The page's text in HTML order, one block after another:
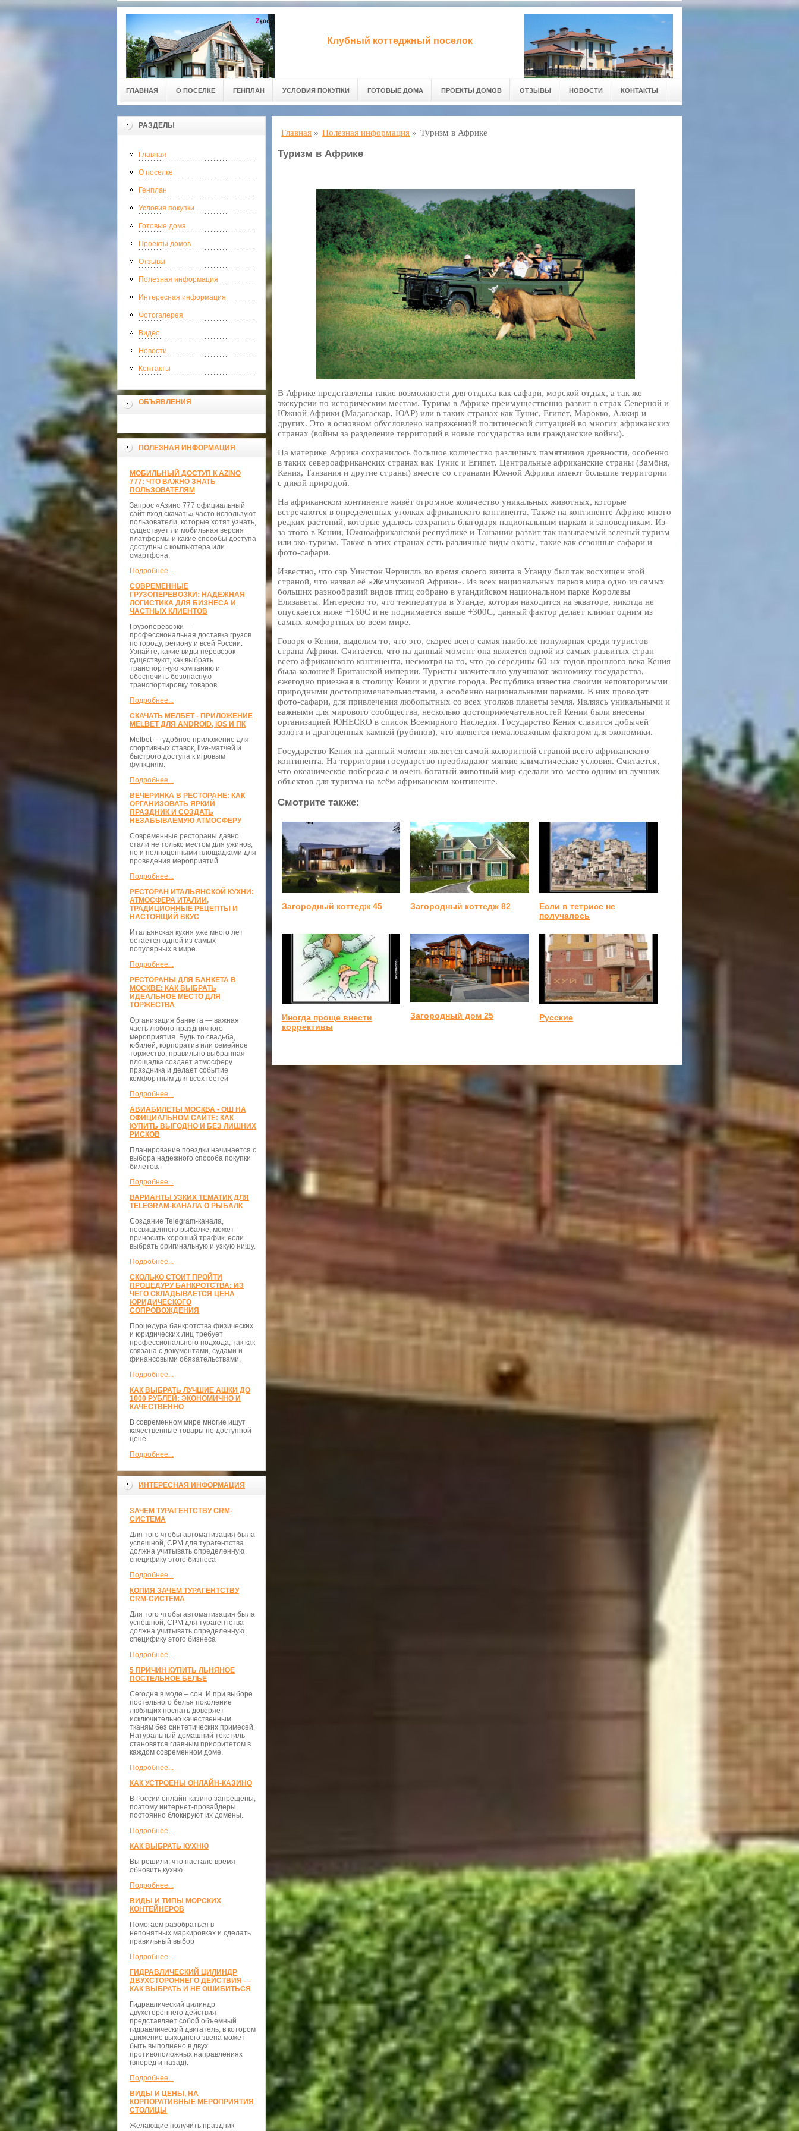
Клубный коттеджный поселок
ГЛАВНАЯ О ПОСЕЛКЕ ГЕНПЛАН УСЛОВИЯ ПОКУПКИ ГОТОВЫЕ ДОМА ПРОЕКТЫ ДОМОВ ОТЗЫВЫ НОВОСТИ КОНТАКТЫ
РАЗДЕЛЫ
Главная
О поселке
Генплан
Условия покупки
Готовые дома
Проекты домов
Отзывы
Полезная информация
Интересная информация
Фотогалерея
Видео
Новости
Контакты
ОБЪЯВЛЕНИЯ
ПОЛЕЗНАЯ ИНФОРМАЦИЯ
МОБИЛЬНЫЙ ДОСТУП К AZINO
777: ЧТО ВАЖНО ЗНАТЬ
ПОЛЬЗОВАТЕЛЯМ
Запрос «Азино 777 официальный
сайт вход скачать» часто используют
пользователи, которые хотят узнать,
существует ли мобильная версия
платформы и какие способы доступа
доступны с компьютера или
смартфона.
Подробнее...
СОВРЕМЕННЫЕ
ГРУЗОПЕРЕВОЗКИ: НАДЕЖНАЯ
ЛОГИСТИКА ДЛЯ БИЗНЕСА И
ЧАСТНЫХ КЛИЕНТОВ
Грузоперевозки —
профессиональная доставка грузов
по городу, региону и всей России.
Узнайте, какие виды перевозок
существуют, как выбрать
транспортную компанию и
обеспечить безопасную
транспортировку товаров.
Подробнее...
СКАЧАТЬ МЕЛБЕТ - ПРИЛОЖЕНИЕ
MELBET ДЛЯ ANDROID, IOS И ПК
Melbet — удобное приложение для
спортивных ставок, live-матчей и
быстрого доступа к игровым
функциям.
Подробнее...
ВЕЧЕРИНКА В РЕСТОРАНЕ: КАК
ОРГАНИЗОВАТЬ ЯРКИЙ
ПРАЗДНИК И СОЗДАТЬ
НЕЗАБЫВАЕМУЮ АТМОСФЕРУ
Современные рестораны давно
стали не только местом для ужинов,
но и полноценными площадками для
проведения мероприятий
Подробнее...
РЕСТОРАН ИТАЛЬЯНСКОЙ КУХНИ:
АТМОСФЕРА ИТАЛИИ,
ТРАДИЦИОННЫЕ РЕЦЕПТЫ И
НАСТОЯЩИЙ ВКУС
Итальянская кухня уже много лет
остается одной из самых
популярных в мире.
Подробнее...
РЕСТОРАНЫ ДЛЯ БАНКЕТА В
МОСКВЕ: КАК ВЫБРАТЬ
ИДЕАЛЬНОЕ МЕСТО ДЛЯ
ТОРЖЕСТВА
Организация банкета — важная
часть любого праздничного
мероприятия. Будь то свадьба,
юбилей, корпоратив или семейное
торжество, правильно выбранная
площадка создает атмосферу
праздника и делает событие
комфортным для всех гостей
Подробнее...
АВИАБИЛЕТЫ МОСКВА - ОШ НА
ОФИЦИАЛЬНОМ САЙТЕ: КАК
КУПИТЬ ВЫГОДНО И БЕЗ ЛИШНИХ
РИСКОВ
Планирование поездки начинается с
выбора надежного способа покупки
билетов.
Подробнее...
ВАРИАНТЫ УЗКИХ ТЕМАТИК ДЛЯ
TELEGRAM-КАНАЛА О РЫБАЛК
Создание Telegram-канала,
посвящённого рыбалке, может
приносить хороший трафик, если
выбрать оригинальную и узкую нишу.
Подробнее...
СКОЛЬКО СТОИТ ПРОЙТИ
ПРОЦЕДУРУ БАНКРОТСТВА: ИЗ
ЧЕГО СКЛАДЫВАЕТСЯ ЦЕНА
ЮРИДИЧЕСКОГО
СОПРОВОЖДЕНИЯ
Процедура банкротства физических
и юридических лиц требует
профессионального подхода, так как
связана с документами, судами и
финансовыми обязательствами.
Подробнее...
КАК ВЫБРАТЬ ЛУЧШИЕ АШКИ ДО
1000 РУБЛЕЙ: ЭКОНОМИЧНО И
КАЧЕСТВЕННО
В современном мире многие ищут
качественные товары по доступной
цене.
Подробнее...
ИНТЕРЕСНАЯ ИНФОРМАЦИЯ
ЗАЧЕМ ТУРАГЕНТСТВУ CRM-
СИСТЕМА
Для того чтобы автоматизация была
успешной, СРМ для турагентства
должна учитывать определенную
специфику этого бизнеса
Подробнее...
КОПИЯ ЗАЧЕМ ТУРАГЕНТСТВУ
CRM-СИСТЕМА
Для того чтобы автоматизация была
успешной, СРМ для турагентства
должна учитывать определенную
специфику этого бизнеса
Подробнее...
5 ПРИЧИН КУПИТЬ ЛЬНЯНОЕ
ПОСТЕЛЬНОЕ БЕЛЬЕ
Сегодня в моде – сон. И при выборе
постельного белья поколение
любящих поспать доверяет
исключительно качественным
тканям без синтетических примесей.
Натуральный домашний текстиль
становятся главным приоритетом в
каждом современном доме.
Подробнее...
КАК УСТРОЕНЫ ОНЛАЙН-КАЗИНО
В России онлайн-казино запрещены,
поэтому интернет-провайдеры
постоянно блокируют их домены.
Подробнее...
КАК ВЫБРАТЬ КУХНЮ
Вы решили, что настало время
обновить кухню.
Подробнее...
ВИДЫ И ТИПЫ МОРСКИХ
КОНТЕЙНЕРОВ
Помогаем разобраться в
непонятных маркировках и сделать
правильный выбор
Подробнее...
ГИДРАВЛИЧЕСКИЙ ЦИЛИНДР
ДВУХСТОРОННЕГО ДЕЙСТВИЯ —
КАК ВЫБРАТЬ И НЕ ОШИБИТЬСЯ
Гидравлический цилиндр
двухстороннего действия
представляет собой объемный
гидравлический двигатель, в котором
движение выходного звена может
быть выполнено в двух
противоположных направлениях
(вперёд и назад).
Подробнее...
ВИДЫ И ЦЕНЫ, НА
КОРПОРАТИВНЫЕ МЕРОПРИЯТИЯ
СТОЛИЦЫ
Желающие получить праздник
Главная » Полезная информация » Туризм в Африке
Туризм в Африке
В Африке представлены такие возможности для отдыха как сафари, морской отдых, а так же
экскурсии по историческим местам. Туризм в Африке преимущественно развит в страх Северной и
Южной Африки (Мадагаскар, ЮАР) или в таких странах как Тунис, Египет, Марокко, Алжир и
других. Это в основном обусловлено напряженной политической ситуацией во многих африканских
странах (войны за разделение территорий в новые государства или гражданские войны).
На материке Африка сохранилось большое количество различных памятников древности, особенно
в таких североафриканских странах как Тунис и Египет. Центральные африканские страны (Замбия,
Кения, Танзания и другие страны) вместе со странами Южной Африки имеют большие территории
с дикой природой.
На африканском континенте живёт огромное количество уникальных животных, которые
встречаются в определенных уголках африканского континента. Также на континенте Африке много
редких растений, которые удалось сохранить благодаря национальным паркам и заповедникам. Из-
за этого в Кении, Южноафриканской республике и Танзании развит так называемый зеленый туризм
или эко-туризм. Также в этих странах есть различные виды охоты, такие как сезонные сафари и
фото-сафари.
Известно, что сэр Уинстон Черчилль во время своего визита в Уганду был так восхищен этой
страной, что назвал её «Жемчужиной Африки». Из всех национальных парков мира одно из самых
больших разнообразий видов птиц собрано в угандийском национальном парке Королевы
Елизаветы. Интересно то, что температура в Уганде, которая находится на экваторе, никогда не
опускается ниже +160С и не поднимается выше +300С, данный фактор делает климат одним из
самых комфортных во всём мире.
Говоря о Кении, выделим то, что это, скорее всего самая наиболее популярная среди туристов
страна Африки. Считается, что на данный момент она является одной из самых развитых стран
всего африканского континента, несмотря на то, что до середины 60-ых годов прошлого века Кения
была колонией Британской империи. Туристы значительно улучшают экономику государства,
ежегодно приезжая в столицу Кении и другие города. Республика известна своими неповторимыми
природными достопримечательностями, а особенно национальными парками. В них проводят
фото-сафари, для привлечения любопытных со всех уголков планеты земля. Являясь уникальными и
важными для мирового сообщества, несколько достопримечательностей Кении были внесены
организацией ЮНЕСКО в список Всемирного Наследия. Государство Кения славится добычей
золота и драгоценных камней (рубинов), что является немаловажным фактором для экономики.
Государство Кения на данный момент является самой колоритной страной всего африканского
континента. На территории государство преобладают мягкие климатические условия. Считается,
что океаническое побережье и очень богатый животный мир сделали это место одним из лучших
объектов для туризма на всём африканском континенте.
Смотрите также:
Загородный коттедж 45 Загородный коттедж 82
Если в тетрисе не
получалось
Иногда проще внести
коррективы
Загородный дом 25 Русские